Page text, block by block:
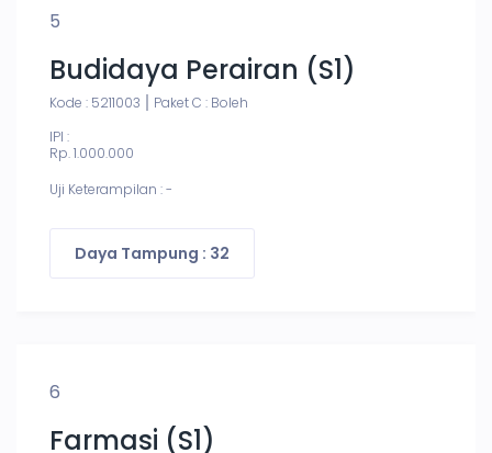
5
Budidaya Perairan (S1)
Kode : 5211003
Paket C : Boleh
IPI :
Rp. 1.000.000
Uji Keterampilan : -
Daya Tampung : 32
6
Farmasi (S1)